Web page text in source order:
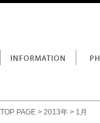
TOP PAGE > 2013年 > 1月